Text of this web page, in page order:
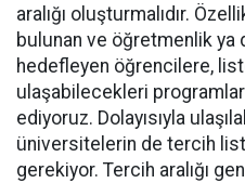
aralığı oluşturmalıdır.
bulunan ve öğretmenlik
hedefleyen öğrencilere,
ulaşabilecekleri
ediyoruz. Dolayısıyla
üniversitelerin de tercih
gerekiyor. Tercih aralığı